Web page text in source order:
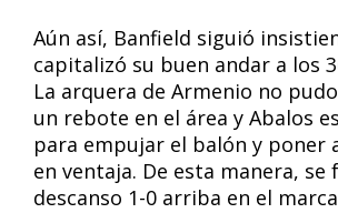
Aún así, Banfield siguió
capitalizó su buen andar a los
La arquera de Armenio no
un rebote en el área y Abalos
para empujar el balón y poner
en ventaja. De esta manera, se
descanso 1-0 arriba en el